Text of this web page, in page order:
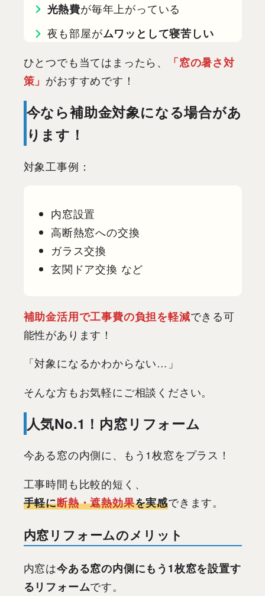
光熱費が毎年上がっている
夜も部屋がムワッとして寝苦しい
ひとつでも当てはまったら、
「窓の暑さ対
策」 がおすすめです！
今なら補助金対象になる場合があ
ります！
対象工事例：
内窓設置
高断熱窓への交換
ガラス交換
玄関ドア交換 など
補助金活用で工事費の負担を軽減できる可
能性があります！
「対象になるかわからない…」
そんな方もお気軽にご相談ください。
人気No.1！内窓リフォーム
今ある窓の内側に、もう1枚窓をプラス！
工事時間も比較的短く、
手軽に断熱・遮熱効果を実感できます。
内窓リフォームのメリット
内窓は今ある窓の内側にもう1枚窓を設置す
るリフォームです。